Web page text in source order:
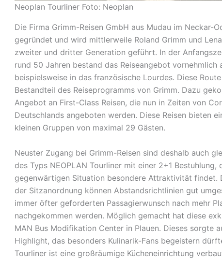
Neoplan Tourliner Foto: Neoplan
Die Firma Grimm-Reisen GmbH aus Mudau im Neckar-
gegründet und wird mittlerweile Roland Grimm und
zweiter und dritter Generation geführt. In der
rund 50 Jahren bestand das Reiseangebot vornehmlich
beispielsweise in das französische Lourdes. Diese
Bestandteil des Reiseprogramms von Grimm. Dazu
Angebot an First-Class Reisen, die nun in Zeiten von
Deutschlands angeboten werden. Diese Reisen bieten
kleinen Gruppen von maximal 29 Gästen.
Neuster Zugang bei Grimm-Reisen sind deshalb auch
des Typs NEOPLAN Tourliner mit einer 2+1 Bestuhlung,
gegenwärtigen Situation besondere Attraktivität findet.
der Sitzanordnung können Abstandsrichtlinien gut
immer öfter geforderten Passagierwunsch nach mehr
nachgekommen werden. Möglich gemacht hat diese
MAN Bus Modifikation Center in Plauen. Dieses sorgte
Highlight, das besonders Kulinarik-Fans begeistern
Tourliner ist eine großräumige Kücheneinrichtung